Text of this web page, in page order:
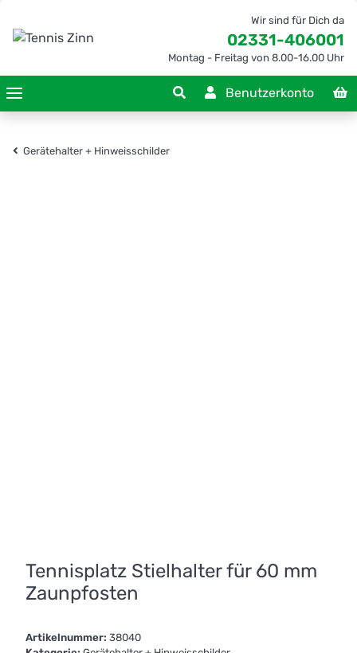
Wir sind für Dich da
02331-406001
Montag - Freitag von 8.00-16.00 Uhr
Benutzerkonto
Gerätehalter + Hinweisschilder
Tennisplatz Stielhalter für 60 mm
Zaunpfosten
Artikelnummer: 38040